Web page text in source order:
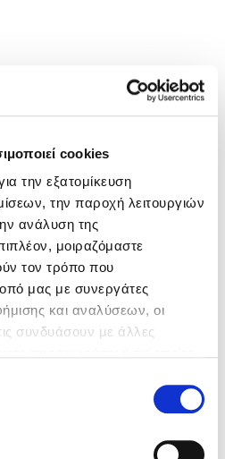
cookies
την εξατομίκευση
την παροχή λειτουργιών
ανάλυση της
μοιραζόμαστε
τον τρόπο που
μας με συνεργάτες
και αναλύσεων, οι
συνδυάσουν με άλλες
-